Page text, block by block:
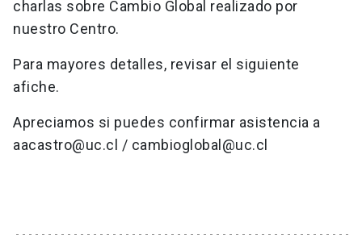
charlas sobre Cambio Global realizado por
nuestro Centro.
Para mayores detalles, revisar el siguiente
afiche.
Apreciamos si puedes confirmar asistencia a
aacastro@uc.cl / cambioglobal@uc.cl